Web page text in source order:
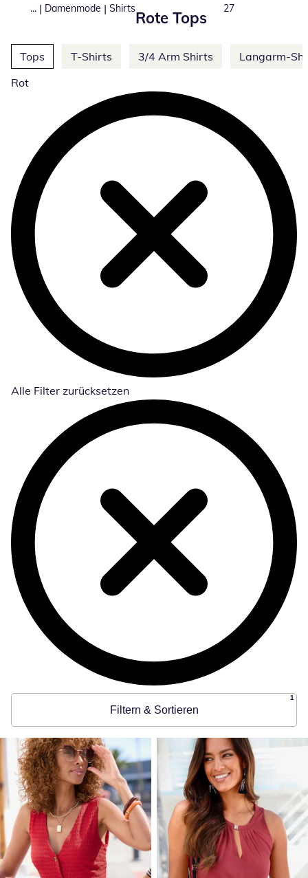
... | Damenmode | Shirts
Rote Tops
Total number of
27
Weitere Kategorien überspringen
Tops T-Shirts 3/4 Arm Shirts
Langarm-
Rot
Alle Filter zurücksetzen
Filtern & Sortieren
1